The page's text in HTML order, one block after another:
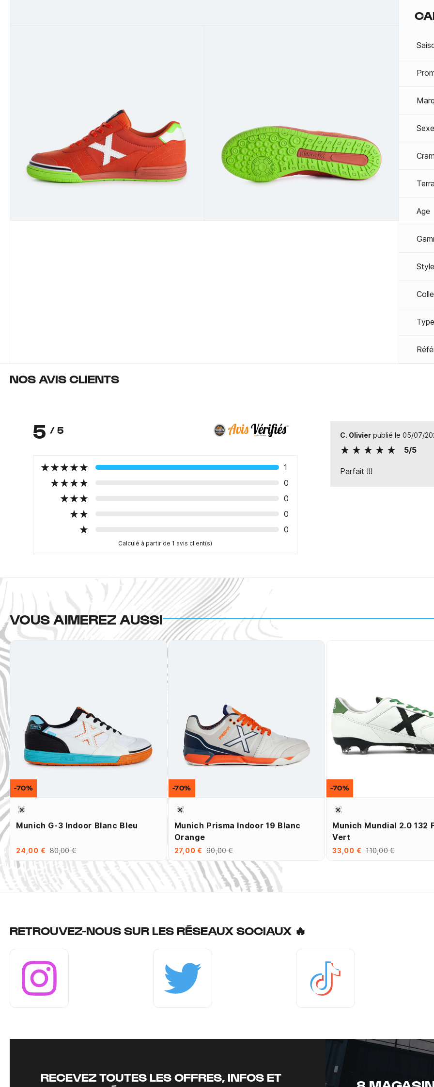
Age
Style
NOS AVIS CLIENTS
5 / 5
1
0
0
0
0
Calculé à partir de 1 avis client(s)
C. Olivier publié le 05/07/
5/5
Parfait !!!
VOUS AIMEREZ AUSSI
Munich G-3 Indoor Blanc Bleu
24,00 € 80,00 €
-70%
Munich Prisma Indoor 19 Blanc
Orange
27,00 € 90,00 €
-70%
Munich Mundial 2.0 132
Vert
33,00 € 110,00 €
-70%
RETROUVEZ-NOUS SUR LES RÉSEAUX SOCIAUX 🔥
RECEVEZ TOUTES LES OFFRES, INFOS ET